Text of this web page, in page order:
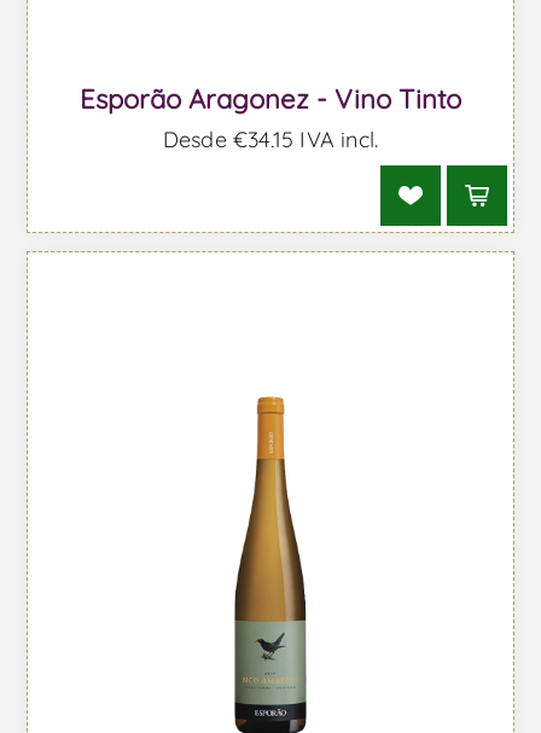
Esporão Aragonez - Vino Tinto
Desde €34,15 IVA incl.